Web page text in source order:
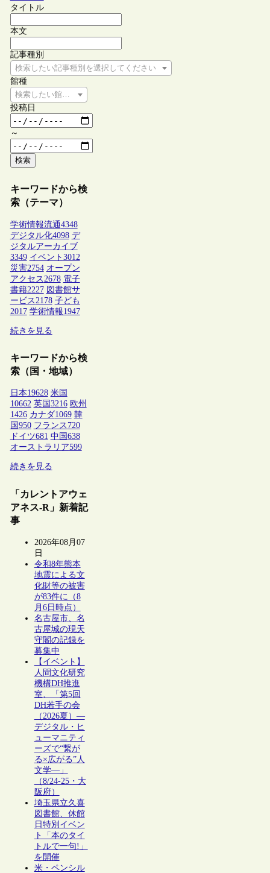
タイトル
本文
記事種別
検索したい記事種別を選択してください
館種
検索したい館種を選択してください
投稿日
～
検索
キーワードから検
索（テーマ）
学術情報流通4348
デジタル化4098 デ
ジタルアーカイブ
3349 イベント 3012
災害2754 オープン
アクセス 2678 電子
書籍2227 図書館サ
ービス 2178 子ども
2017 学術情報1947
続きを見る
キーワードから検
索（国・地域）
日本19628 米国
10662 英国 3216 欧州
1426 カナダ1069 韓
国 950 フランス 720
ドイツ681 中国 638
オーストラリア599
続きを見る
「カレントアウェ
アネス-R」新着記
事
2026年08月07
日
令和8年熊本
地震による文
化財等の被害
が83件に（8
月6日時点）
名古屋市、名
古屋城の現天
守閣の記録を
募集中
【イベント】
人間文化研究
機構DH推進
室、「第5回
DH若手の会
（2026夏）―
デジタル・ヒ
ューマニティ
ーズで“繋が
る×広がる”人
文学―」
（8/24-25・大
阪府）
埼玉県立久喜
図書館、休館
日特別イベン
ト「本のタイ
トルで一句!」
を開催
米・ペンシル